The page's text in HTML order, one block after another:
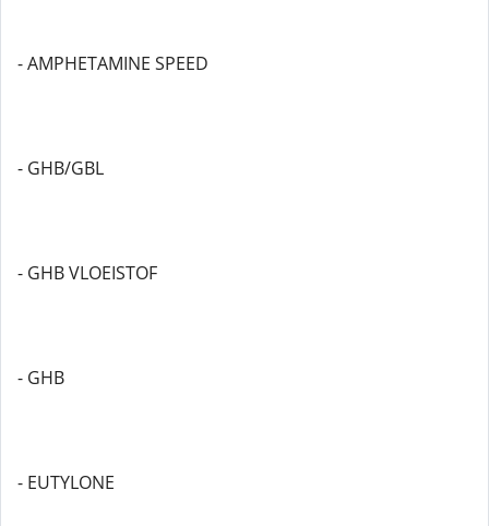
- AMPHETAMINE SPEED
- GHB/GBL
- GHB VLOEISTOF
- GHB
- EUTYLONE